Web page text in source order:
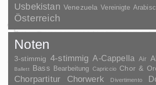
Usbekistan Venezuela Vereinigte
Österreich
Noten
3-stimmig 4-stimmig A-Cappella Air
Ballett Bass Bearbeitung Capriccio Chor &
Chorpartitur Chorwerk Divertimento